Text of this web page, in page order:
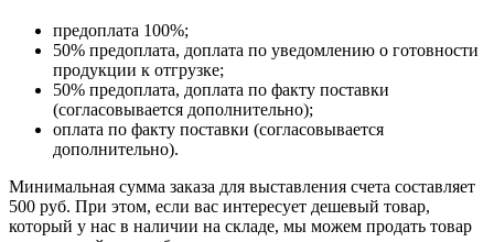
предоплата 100%;
50% предоплата, доплата по уведомлению о готовности
продукции к отгрузке;
50% предоплата, доплата по факту поставки
(согласовывается дополнительно);
оплата по факту поставки (согласовывается
дополнительно).
Минимальная сумма заказа для выставления счета составляет
500 руб. При этом, если вас интересует дешевый товар,
который у нас в наличии на складе, мы можем продать товар